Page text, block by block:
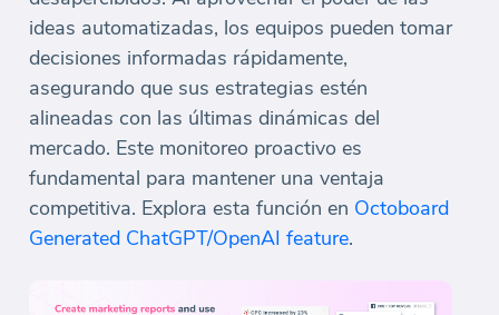
ideas automatizadas, los equipos pueden tomar
decisiones informadas rápidamente,
asegurando que sus estrategias estén
alineadas con las últimas dinámicas del
mercado. Este monitoreo proactivo es
fundamental para mantener una ventaja
competitiva. Explora esta función en Octoboard
Generated ChatGPT/OpenAI feature.